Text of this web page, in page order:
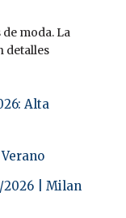
moda. La
detalles
Alta
2026 | Milan